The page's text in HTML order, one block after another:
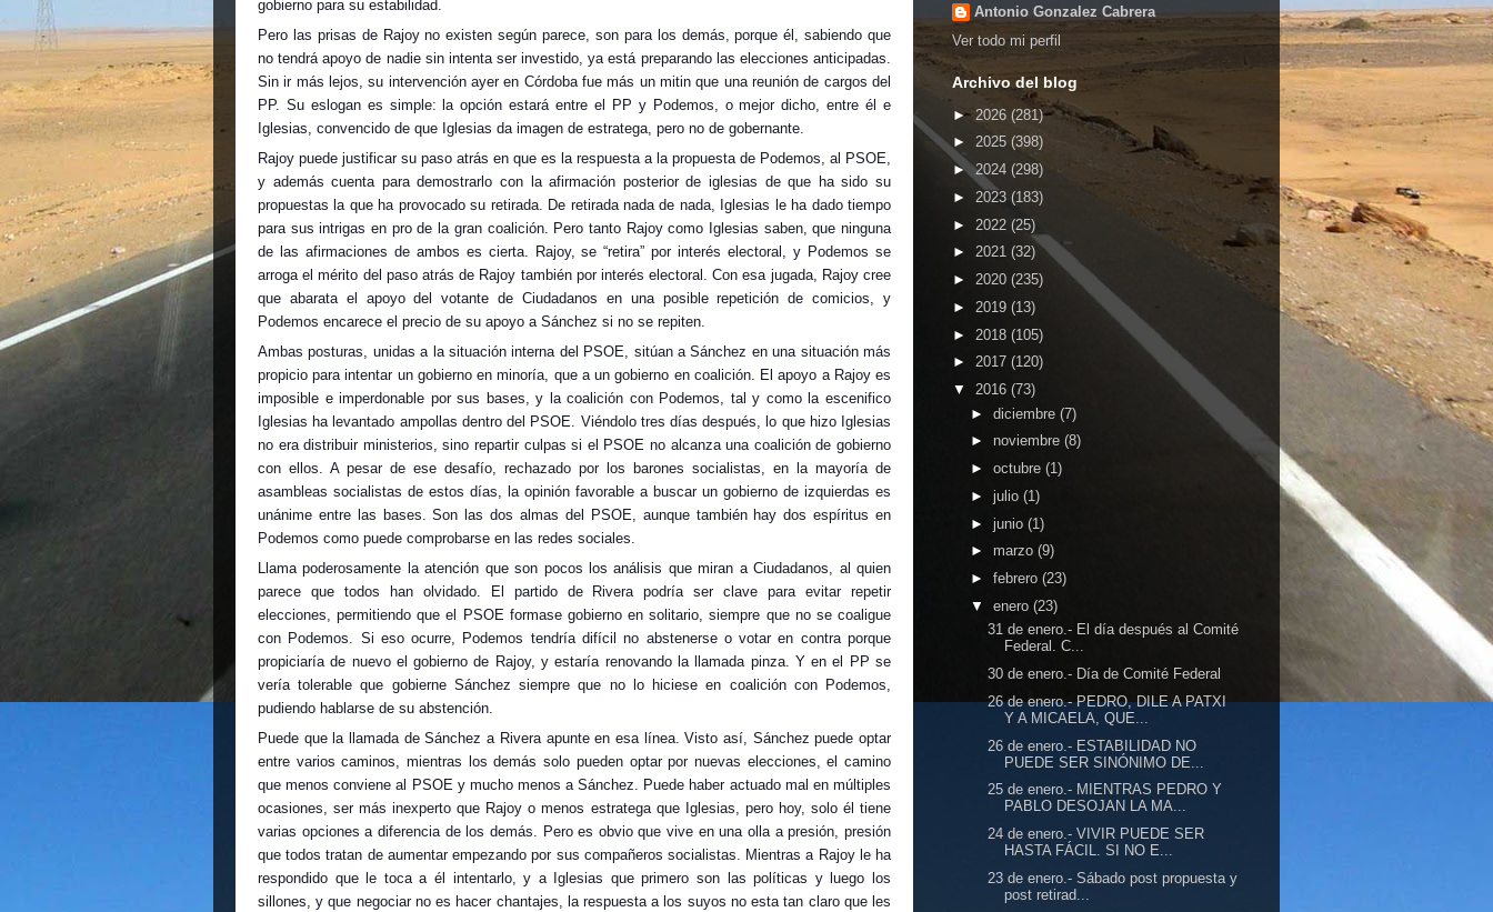
gobierno para su estabilidad.
Pero las prisas de Rajoy no existen según parece, son para los demás, porque él, sabiendo que
no tendrá apoyo de nadie sin intenta ser investido, ya está preparando las elecciones anticipadas.
Sin ir más lejos, su intervención ayer en Córdoba fue más un mitin que una reunión de cargos del
PP. Su eslogan es simple: la opción estará entre el PP y Podemos, o mejor dicho, entre él e
Iglesias, convencido de que Iglesias da imagen de estratega, pero no de gobernante.
Rajoy puede justificar su paso atrás en que es la respuesta a la propuesta de Podemos, al PSOE,
y además cuenta para demostrarlo con la afirmación posterior de iglesias de que ha sido su
propuestas la que ha provocado su retirada. De retirada nada de nada, Iglesias le ha dado tiempo
para sus intrigas en pro de la gran coalición. Pero tanto Rajoy como Iglesias saben, que ninguna
de las afirmaciones de ambos es cierta. Rajoy, se “retira” por interés electoral, y Podemos se
arroga el mérito del paso atrás de Rajoy también por interés electoral. Con esa jugada, Rajoy cree
que abarata el apoyo del votante de Ciudadanos en una posible repetición de comicios, y
Podemos encarece el precio de su apoyo a Sánchez si no se repiten.
Ambas posturas, unidas a la situación interna del PSOE, sitúan a Sánchez en una situación más
propicio para intentar un gobierno en minoría, que a un gobierno en coalición. El apoyo a Rajoy es
imposible e imperdonable por sus bases, y la coalición con Podemos, tal y como la escenifico
Iglesias ha levantado ampollas dentro del PSOE. Viéndolo tres días después, lo que hizo Iglesias
no era distribuir ministerios, sino repartir culpas si el PSOE no alcanza una coalición de gobierno
con ellos. A pesar de ese desafío, rechazado por los barones socialistas, en la mayoría de
asambleas socialistas de estos días, la opinión favorable a buscar un gobierno de izquierdas es
unánime entre las bases. Son las dos almas del PSOE, aunque también hay dos espíritus en
Podemos como puede comprobarse en las redes sociales.
Llama poderosamente la atención que son pocos los análisis que miran a Ciudadanos, al quien
parece que todos han olvidado. El partido de Rivera podría ser clave para evitar repetir
elecciones, permitiendo que el PSOE formase gobierno en solitario, siempre que no se coaligue
con Podemos. Si eso ocurre, Podemos tendría difícil no abstenerse o votar en contra porque
propiciaría de nuevo el gobierno de Rajoy, y estaría renovando la llamada pinza. Y en el PP se
vería tolerable que gobierne Sánchez siempre que no lo hiciese en coalición con Podemos,
pudiendo hablarse de su abstención.
Puede que la llamada de Sánchez a Rivera apunte en esa línea. Visto así, Sánchez puede optar
entre varios caminos, mientras los demás solo pueden optar por nuevas elecciones, el camino
que menos conviene al PSOE y mucho menos a Sánchez. Puede haber actuado mal en múltiples
ocasiones, ser más inexperto que Rajoy o menos estratega que Iglesias, pero hoy, solo él tiene
varias opciones a diferencia de los demás. Pero es obvio que vive en una olla a presión, presión
que todos tratan de aumentar empezando por sus compañeros socialistas. Mientras a Rajoy le ha
respondido que le toca a él intentarlo, y a Iglesias que primero son las políticas y luego los
sillones, y que negociar no es hacer chantajes, la respuesta a los suyos no esta tan claro que les
Antonio Gonzalez Cabrera
Ver todo mi perfil
Archivo del blog
► 2026 (281)
► 2025 (398)
►2024 (298)
► 2023 (183)
► 2022 (25)
► 2021 (32)
► 2020 (235)
► 2019 (13)
► 2018 (105)
► 2017 (120)
▼ 2016 (73)
► diciembre (7)
► noviembre (8)
► octubre (1)
► julio (1)
► junio (1)
► marzo (9)
► febrero (23)
▼ enero (23)
31 de enero.- El día después al Comité
Federal. C...
30 de enero.- Día de Comité Federal
26 de enero.- PEDRO, DILE A PATXI
Y A MICAELA, QUE...
26 de enero.- ESTABILIDAD NO
PUEDE SER SINÓNIMO DE...
25 de enero.- MIENTRAS PEDRO Y
PABLO DESOJAN LA MA...
24 de enero.- VIVIR PUEDE SER
HASTA FÁCIL. SI NO E...
23 de enero.- Sábado post propuesta y
post retirad...